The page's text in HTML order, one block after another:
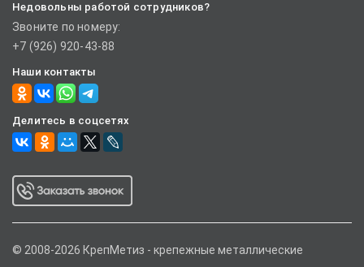
Недовольны работой сотрудников?
Звоните по номеру:
+7 (926) 920-43-88
Наши контакты
Делитесь в соцсетях
© 2008-2026 КрепМетиз - крепежные металлические